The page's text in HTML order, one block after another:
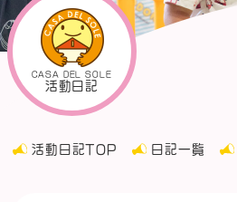
CASA DEL SOLE
活動日記
活動日記TOP 日記一覧